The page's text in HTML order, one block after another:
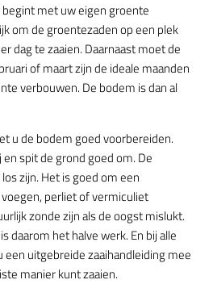
met uw eigen groente
om de groentezaden op een plek
dag te zaaien. Daarnaast moet de
of maart zijn de ideale maanden
verbouwen. De bodem is dan al
u de bodem goed voorbereiden.
spit de grond goed om. De
zijn. Het is goed om een
perliet of vermiculiet
zonde zijn als de oogst mislukt.
daarom het halve werk. En bij alle
uitgebreide zaaihandleiding mee
manier kunt zaaien.